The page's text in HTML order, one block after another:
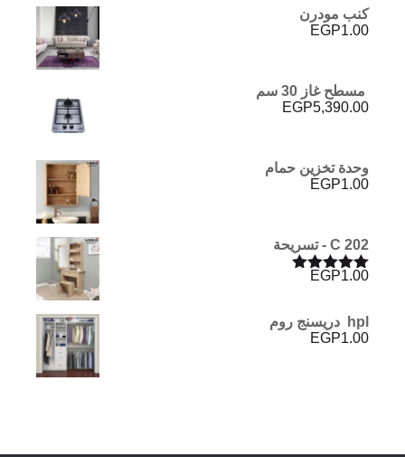
كنب مودرن
EGP1.00
مسطح غاز 30 سم
EGP5,390.00
وحدة تخزين حمام
EGP1.00
C 202 - تسريحة
تم التقييم
EGP1.00
hpl دريسنج روم
EGP1.00